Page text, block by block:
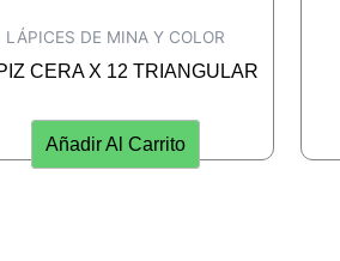
LÁPICES DE MINA Y COLOR
CERA X 12 TRIANGULAR
Añadir Al Carrito